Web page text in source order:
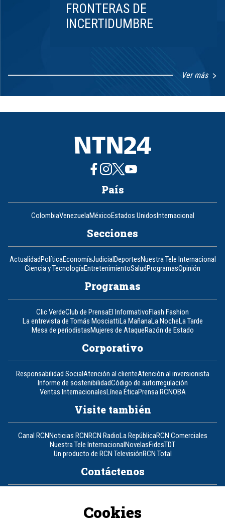
FRONTERAS DE
INCERTIDUMBRE
Ver más
8
País
ColombiaVenezuelaMéxicoEstados UnidosInternacional
Secciones
ActualidadPolíticaEconomíaJudicialDeportesNuestra Tele Internacional
Ciencia y TecnologíaEntretenimientoSaludProgramasOpinión
Programas
Clic VerdeClub de PrensaEl InformativoFlash Fashion
La entrevista de Tomás MosciattiLa MañanaLa NocheLa Tarde
Mesa de periodistasMujeres de AtaqueRazón de Estado
Corporativo
Responsabilidad SocialAtención al clienteAtención al inversionista
Informe de sostenibilidadCódigo de autorregulación
Ventas InternacionalesLínea ÉticaPrensa RCNOBA
Visite también
Canal RCNNoticias RCNRCN RadioLa RepúblicaRCN Comerciales
Nuestra Tele InternacionalNovelasFidesTDT
Un producto de RCN TelevisiónRCN Total
Contáctenos
Cookies